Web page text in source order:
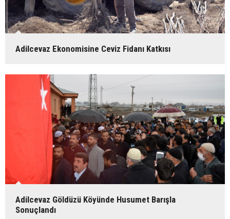
Adilcevaz Ekonomisine Ceviz Fidanı Katkısı
Adilcevaz Göldüzü Köyünde Husumet Barışla
Sonuçlandı